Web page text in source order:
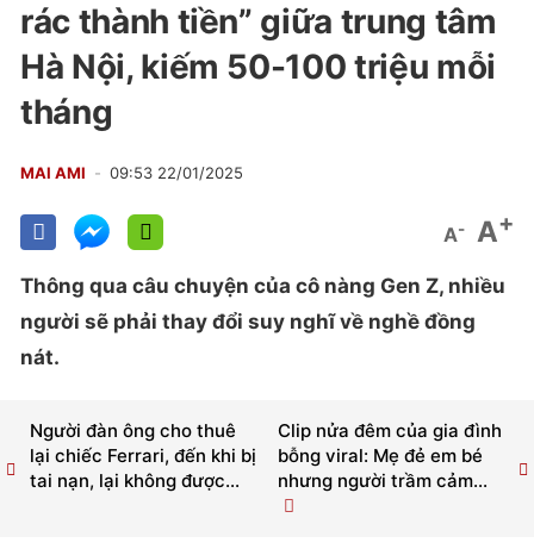
rác thành tiền” giữa trung tâm
Hà Nội, kiếm 50-100 triệu mỗi
tháng
MAI AMI 09:53 22/01/2025
A- A+
Thông qua câu chuyện của cô nàng Gen Z, nhiều
người sẽ phải thay đổi suy nghĩ về nghề đồng
nát.
Clip nửa đêm của gia đình
bỗng viral: Mẹ đẻ em bé
nhưng người trầm cảm...
Người đàn ông cho thuê
lại chiếc Ferrari, đến khi bị
tai nạn, lại không được...